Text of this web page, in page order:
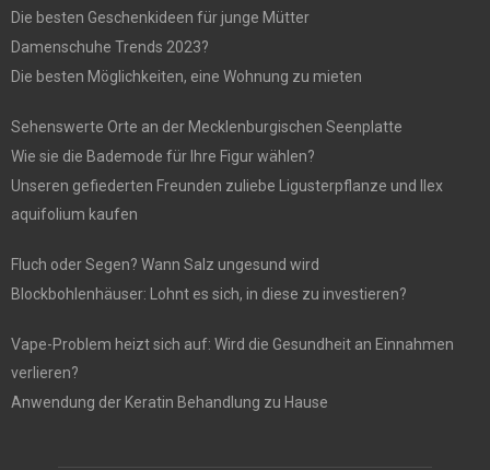
Die besten Geschenkideen für junge Mütter
Damenschuhe Trends 2023?
Die besten Möglichkeiten, eine Wohnung zu mieten
Sehenswerte Orte an der Mecklenburgischen Seenplatte
Wie sie die Bademode für Ihre Figur wählen?
Unseren gefiederten Freunden zuliebe Ligusterpflanze und Ilex
aquifolium kaufen
Fluch oder Segen? Wann Salz ungesund wird
Blockbohlenhäuser: Lohnt es sich, in diese zu investieren?
Vape-Problem heizt sich auf: Wird die Gesundheit an Einnahmen
verlieren?
Anwendung der Keratin Behandlung zu Hause